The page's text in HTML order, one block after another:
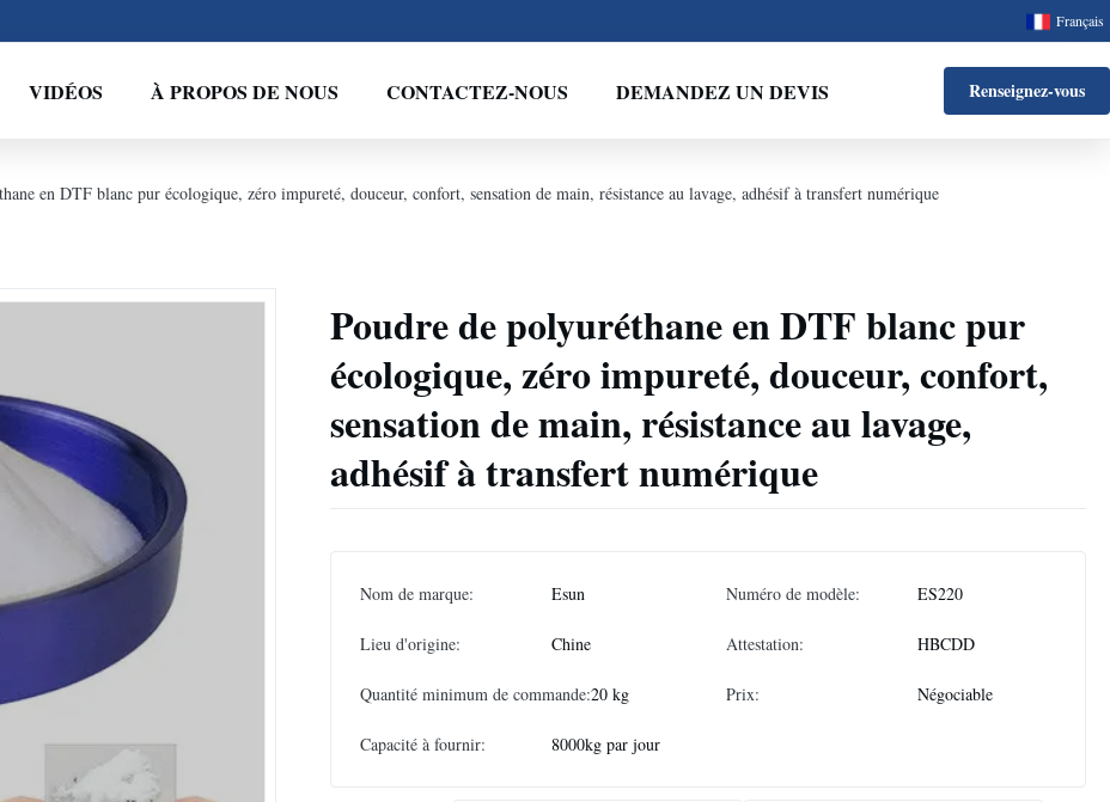
Français
VIDÉOS À PROPOS DE NOUS CONTACTEZ-NOUS DEMANDEZ UN DEVIS Renseignez-vous
en DTF blanc pur écologique, zéro impureté, douceur, confort, sensation de main, résistance au lavage, adhésif à transfert numérique
Poudre de polyuréthane en DTF blanc pur
écologique, zéro impureté, douceur, confort,
sensation de main, résistance au lavage,
adhésif à transfert numérique
Nom de marque: Esun Numéro de modèle: ES220
Lieu d'origine: Chine Attestation: HBCDD
Quantité minimum de commande:20 kg Prix: Négociable
Capacité à fournir: 8000kg par jour